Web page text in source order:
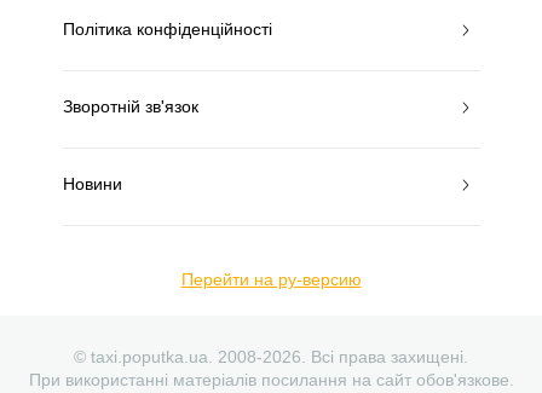
Політика конфіденційності
Зворотній зв'язок
Новини
Перейти на ру-версию
© taxi.poputka.ua. 2008-2026. Всі права захищені.
При використанні матеріалів посилання на сайт обов'язкове.